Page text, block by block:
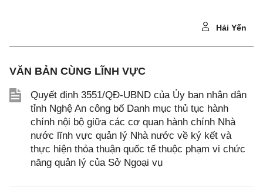
Hải Yến
VĂN BẢN CÙNG LĨNH VỰC
Quyết định 3551/QĐ-UBND của Ủy ban nhân dân
tỉnh Nghệ An công bố Danh mục thủ tục hành
chính nội bộ giữa các cơ quan hành chính Nhà
nước lĩnh vực quản lý Nhà nước về ký kết và
thực hiện thỏa thuận quốc tế thuộc phạm vi chức
năng quản lý của Sở Ngoại vụ